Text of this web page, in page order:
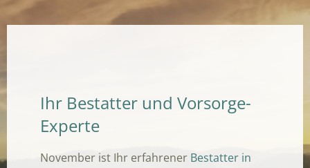
Ihr Bestatter und Vorsorge-
Experte
November ist Ihr erfahrener Bestatter in